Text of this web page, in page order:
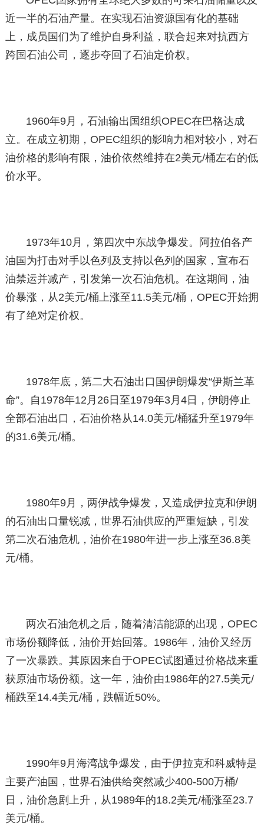
近一半的石油产量。在实现石油资源国有化的基础
上，成员国们为了维护自身利益，联合起来对抗西方
跨国石油公司，逐步夺回了石油定价权。
1960年9月，石油输出国组织OPEC在巴格达成
立。在成立初期，OPEC组织的影响力相对较小，对石
油价格的影响有限，油价依然维持在2美元/桶左右的低
价水平。
1973年10月，第四次中东战争爆发。阿拉伯各产
油国为打击对手以色列及支持以色列的国家，宣布石
油禁运并减产，引发第一次石油危机。在这期间，油
价暴涨，从2美元/桶上涨至11.5美元/桶，OPEC开始拥
有了绝对定价权。
1978年底，第二大石油出口国伊朗爆发“伊斯兰革
命”。自1978年12月26日至1979年3月4日，伊朗停止
全部石油出口，石油价格从14.0美元/桶猛升至1979年
的31.6美元/桶。
1980年9月，两伊战争爆发，又造成伊拉克和伊朗
的石油出口量锐减，世界石油供应的严重短缺，引发
第二次石油危机，油价在1980年进一步上涨至36.8美
元/桶。
两次石油危机之后，随着清洁能源的出现，OPEC
市场份额降低，油价开始回落。1986年，油价又经历
了一次暴跌。其原因来自于OPEC试图通过价格战来重
获原油市场份额。这一年，油价由1986年的27.5美元/
桶跌至14.4美元/桶，跌幅近50%。
1990年9月海湾战争爆发，由于伊拉克和科威特是
主要产油国，世界石油供给突然减少400-500万桶/
日，油价急剧上升，从1989年的18.2美元/桶涨至23.7
美元/桶。